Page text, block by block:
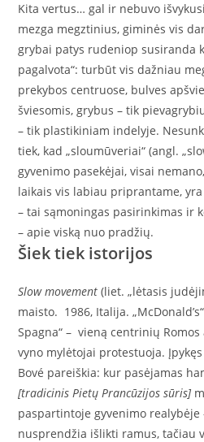
Kita vertus… gal ir nebuvo
mezga megztinius, giminės vis
grybai patys rudeniop susiranda
pagalvota“: turbūt vis dažniau
prekybos centruose, bulves
šviesomis, grybus – tik
– tik plastikiniam indelyje.
tiek, kad „sloumūveriai“ (angl.
gyvenimo pasekėjai, visai
laikais vis labiau priprantame,
– tai sąmoningas pasirinkimas ir
– apie viską nuo pradžių.
Šiek tiek istorijos
Slow movement (liet. „lėtasis
maisto. 1986, Italija.
Spagna“ – vieną centrinių
vyno mylėtojai protestuoja.
Bové pareiškia: kur pasėjamas
[tradicinis Pietų Prancūzijos sūris]
paspartintoje gyvenimo realybėje
nusprendžia išlikti ramus, tačiau